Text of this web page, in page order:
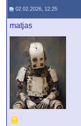
02.02.2026, 12:25
matjas